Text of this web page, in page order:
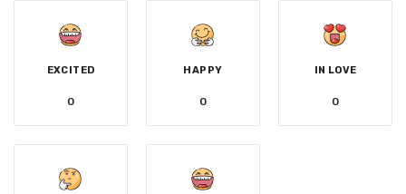
EXCITED
0
HAPPY
0
IN LOVE
0